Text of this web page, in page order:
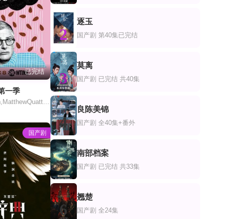
已完结
一季
KarinAnglin,MatthewQuattrocki,西奥·杰曼,MaggieScrantom,AbbyMcEnany,瑟莱斯特派蔻丝,朱丽亚·斯维尼,AlisonGates
国产剧
2
逐玉
国产剧 第40集已完结
3
莫离
国产剧 已完结 共40集
4
良陈美锦
国产剧 全40集+番外
5
南部档案
国产剧 已完结 共33集
6
翘楚
国产剧 全24集